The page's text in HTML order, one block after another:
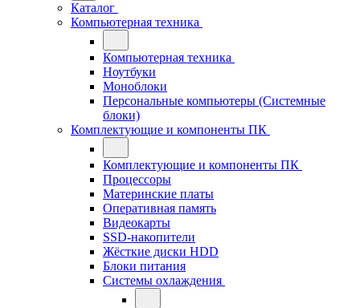
Каталог
Компьютерная техника
Компьютерная техника
Ноутбуки
Моноблоки
Персональные компьютеры (Системные
блоки)
Комплектующие и компоненты ПК
Комплектующие и компоненты ПК
Процессоры
Материнские платы
Оперативная память
Видеокарты
SSD-накопители
Жёсткие диски HDD
Блоки питания
Системы охлаждения